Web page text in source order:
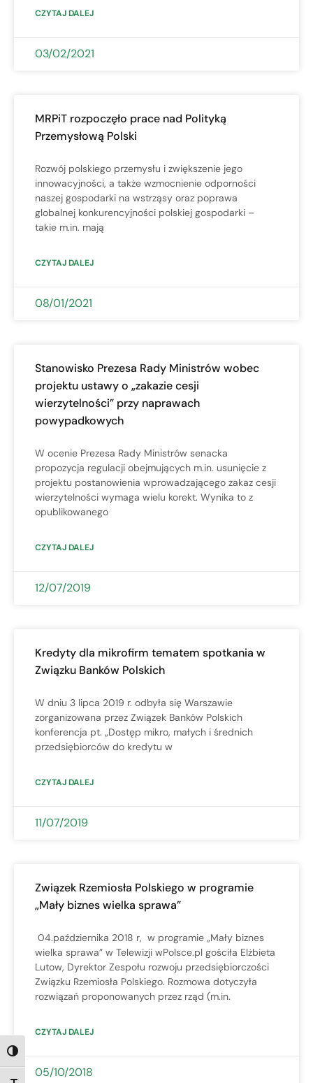
TOGGLE HIGH CONTRAST
CZYTAJ DALEJ
03/02/2021
MRPiT rozpoczęło prace nad Polityką
Przemysłową Polski
Rozwój polskiego przemysłu i zwiększenie jego
innowacyjności, a także wzmocnienie odporności
naszej gospodarki na wstrząsy oraz poprawa
globalnej konkurencyjności polskiej gospodarki –
takie m.in. mają
CZYTAJ DALEJ
08/01/2021
Stanowisko Prezesa Rady Ministrów wobec
projektu ustawy o „zakazie cesji
wierzytelności” przy naprawach
powypadkowych
W ocenie Prezesa Rady Ministrów senacka
propozycja regulacji obejmujących m.in. usunięcie z
projektu postanowienia wprowadzającego zakaz cesji
wierzytelności wymaga wielu korekt. Wynika to z
opublikowanego
CZYTAJ DALEJ
12/07/2019
Kredyty dla mikrofirm tematem spotkania w
Związku Banków Polskich
W dniu 3 lipca 2019 r. odbyła się Warszawie
zorganizowana przez Związek Banków Polskich
konferencja pt. „Dostęp mikro, małych i średnich
przedsiębiorców do kredytu w
CZYTAJ DALEJ
11/07/2019
Związek Rzemiosła Polskiego w programie
„Mały biznes wielka sprawa”
04.października 2018 r, w programie „Mały biznes
wielka sprawa” w Telewizji wPolsce.pl gościła Elżbieta
Lutow, Dyrektor Zespołu rozwoju przedsiębiorczości
Związku Rzemiosła Polskiego. Rozmowa dotyczyła
rozwiązań proponowanych przez rząd (m.in.
CZYTAJ DALEJ
05/10/2018